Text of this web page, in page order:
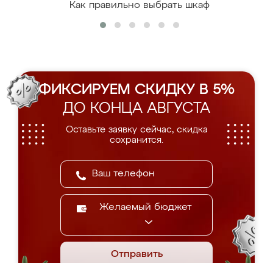
Как правильно выбрать шкаф
ФИКСИРУЕМ СКИДКУ В 5%
ДО КОНЦА АВГУСТА
Оставьте заявку сейчас, скидка
сохранится.
Желаемый бюджет
Отправить